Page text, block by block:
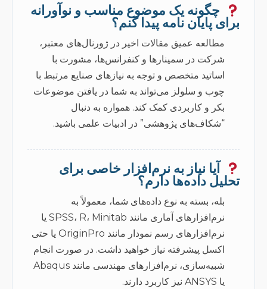
چگونه یک موضوع مناسب و نوآورانه
برای پایان نامه پیدا کنم؟
مطالعه عمیق مقالات اخیر در ژورنال‌های معتبر،
شرکت در سمینارها و کنفرانس‌ها، مشورت با
اساتید متخصص و توجه به نیازهای صنایع مرتبط با
چوب و سلولز می‌تواند به شما در یافتن موضوعات
بکر و کاربردی کمک کند. همواره به دنبال
“شکاف‌های پژوهشی” در ادبیات علمی باشید.
آیا نیاز به نرم‌افزار خاصی برای
تحلیل داده‌ها دارم؟
بله، بسته به نوع داده‌های شما، معمولاً به
نرم‌افزارهای آماری مانند SPSS، R، Minitab یا
نرم‌افزارهای رسم نمودار مانند OriginPro یا حتی
اکسل پیشرفته نیاز خواهید داشت. در صورت انجام
شبیه‌سازی، نرم‌افزارهای مهندسی مانند Abaqus
یا ANSYS نیز کاربرد دارند.